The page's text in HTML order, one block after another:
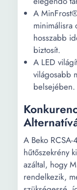
A
minimálisra
hosszabb
biztosít.
A LED
világosabb
belsejében.
A Beko
hűtőszekrény
azáltal, hogy
rendelkezik,